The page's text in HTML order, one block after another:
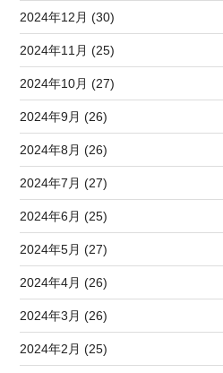
2024年12月 (30)
2024年11月 (25)
2024年10月 (27)
2024年9月 (26)
2024年8月 (26)
2024年7月 (27)
2024年6月 (25)
2024年5月 (27)
2024年4月 (26)
2024年3月 (26)
2024年2月 (25)